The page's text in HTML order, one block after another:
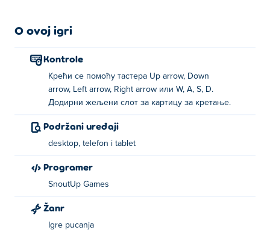
O ovoj igri
Kontrole
Крећи се помоћу тастера Up arrow, Down
arrow, Left arrow, Right arrow или W, A, S, D.
Додирни жељени слот за картицу за кретање.
Podržani uređaji
desktop, telefon i tablet
Programer
SnoutUp Games
Žanr
Igre pucanja